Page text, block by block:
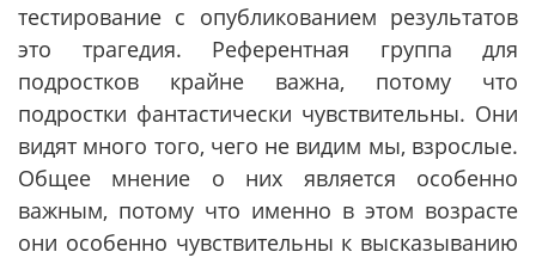
тестирование с опубликованием результатов
это трагедия. Референтная группа для
подростков крайне важна, потому что
подростки фантастически чувствительны. Они
видят много того, чего не видим мы, взрослые.
Общее мнение о них является особенно
важным, потому что именно в этом возрасте
они особенно чувствительны к высказыванию